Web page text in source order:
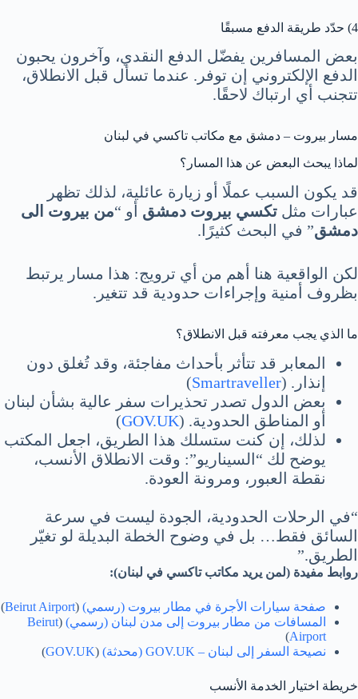
4) حدّد طريقة الدفع مسبقًا
بعض المسافرين يفضّل الدفع النقدي، وآخرون يحبون
الدفع الإلكتروني إن توفر. عندما تسأل قبل الانطلاق،
تتجنب أي ارتباك لاحقًا.
مسار بيروت – دمشق مع مكاتب تاكسي في لبنان
لماذا يبحث البعض عن هذا المسار؟
قد يكون السبب عملًا أو زيارة عائلية، لذلك تظهر
عبارات مثل تكسي بيروت دمشق أو “من بيروت الى
دمشق” في البحث كثيرًا.
لكن الواقعية هنا أهم من أي ترويج: هذا مسار يرتبط
بظروف أمنية وإجراءات حدودية قد تتغير.
ما الذي يجب معرفته قبل الانطلاق؟
المعابر قد تتأثر بأحداث مفاجئة، وقد تُغلق دون
إنذار. (Smartraveller
)
بعض الدول تصدر تحذيرات سفر عالية بشأن لبنان
أو المناطق الحدودية. (GOV.UK
)
لذلك، إن كنت ستسلك هذا الطريق، اجعل المكتب
يوضح لك “السيناريو”: وقت الانطلاق الأنسب،
نقطة العبور، ومرونة العودة.
“في الرحلات الحدودية، الجودة ليست في سرعة
السائق فقط… بل في وضوح الخطة البديلة لو تغيّر
الطريق.”
روابط مفيدة (لمن يريد مكاتب تاكسي في لبنان):
صفحة سيارات الأجرة في مطار بيروت (رسمي) (
Beirut Airport
)
المسافات من مطار بيروت إلى مدن لبنان (رسمي) (
Beirut
Airport
)
نصيحة السفر إلى لبنان – GOV.UK (محدثة)
(
GOV.UK
)
خريطة اختيار الخدمة الأنسب